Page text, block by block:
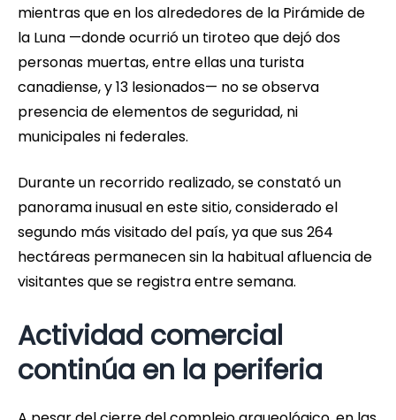
mientras que en los alrededores de la Pirámide de
la Luna —donde ocurrió un tiroteo que dejó dos
personas muertas, entre ellas una turista
canadiense, y 13 lesionados— no se observa
presencia de elementos de seguridad, ni
municipales ni federales.
Durante un recorrido realizado, se constató un
panorama inusual en este sitio, considerado el
segundo más visitado del país, ya que sus 264
hectáreas permanecen sin la habitual afluencia de
visitantes que se registra entre semana.
Actividad comercial
continúa en la periferia